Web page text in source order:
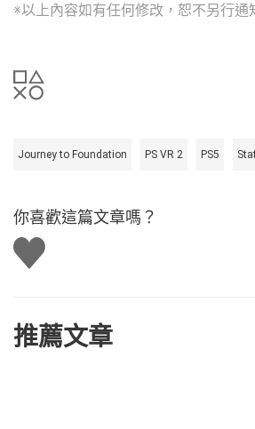
※以上內容如有任何修改，恕不另行通
Journey to Foundation PS VR 2 PS5
你喜歡這篇文章嗎？
讚
推薦文章